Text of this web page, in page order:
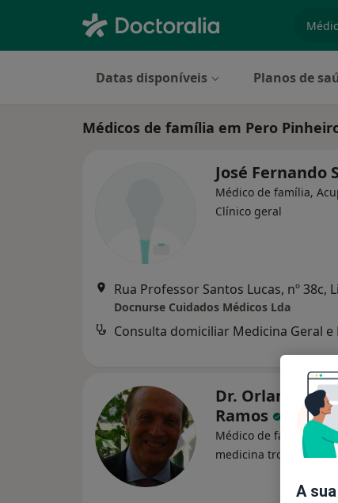
Datas disponíveis Planos de
Médicos de família em Pero
José Fernando
Médico de família,
Clínico geral
Docnurse Cuidados Médicos Lda
Dr. Orlando
Ramos
Médico de família,
medicina tropical
A